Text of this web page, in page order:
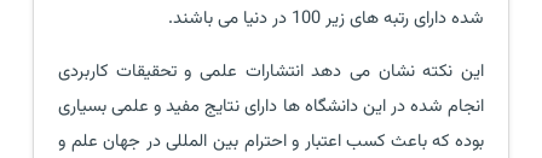
شده دارای رتبه های زیر 100 در دنیا می باشند.
این نکته نشان می دهد انتشارات علمی و تحقیقات کاربردی
انجام شده در این دانشگاه ها دارای نتایج مفید و علمی بسیاری
بوده که باعث کسب اعتبار و احترام بین المللی در جهان علم و